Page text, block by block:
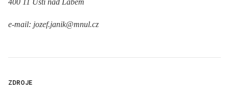
400 11 Ústí nad Labem
e-mail: jozef.janik@mnul.cz
ZDROJE